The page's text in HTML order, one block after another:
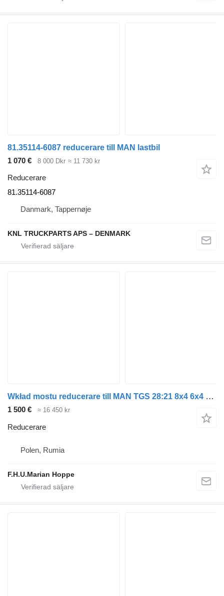
81.35114-6087 reducerare till MAN lastbil
1 070 €
8 000 Dkr ≈ 11 730 kr
Reducerare
81.35114-6087
Danmark, Tappernøje
KNL TRUCKPARTS APS – DENMARK
Wkład mostu reducerare till MAN TGS 28:21 8x4 6x4 6x6
1 500 € ≈ 16 450 kr
Reducerare
Polen, Rumia
F.H.U.Marian Hoppe